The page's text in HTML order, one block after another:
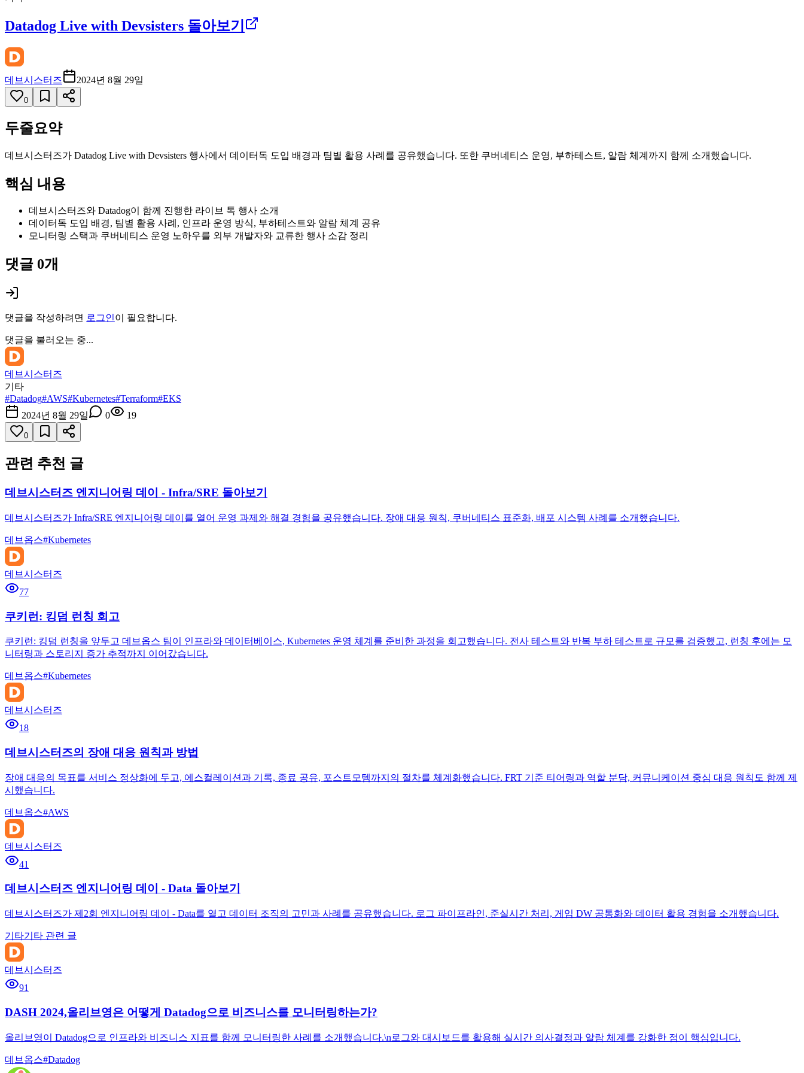
Datadog Live with Devsisters 돌아보기
데브시스터즈 2024년 8월 29일
0
두줄요약
데브시스터즈가 Datadog Live with Devsisters 행사에서 데이터독 도입 배경과 팀별 활용 사례를 공유했습니다. 또한 쿠버네티스 운영, 부하테스트, 알람 체계까지 함께 소개했습니다.
핵심 내용
데브시스터즈와 Datadog이 함께 진행한 라이브 톡 행사 소개
데이터독 도입 배경, 팀별 활용 사례, 인프라 운영 방식, 부하테스트와 알람 체계 공유
모니터링 스택과 쿠버네티스 운영 노하우를 외부 개발자와 교류한 행사 소감 정리
댓글 0개
댓글을 작성하려면 로그인이 필요합니다.
댓글을 불러오는 중...
데브시스터즈
기타
#Datadog#AWS#Kubernetes#Terraform#EKS
2024년 8월 29일
0 19
0
관련 추천 글
데브시스터즈 엔지니어링 데이 - Infra/SRE 돌아보기
데브시스터즈가 Infra/SRE 엔지니어링 데이를 열어 운영 과제와 해결 경험을 공유했습니다. 장애 대응 원칙, 쿠버네티스 표준화, 배포 시스템 사례를 소개했습니다.
데브옵스#Kubernetes
데브시스터즈
77
쿠키런: 킹덤 런칭 회고
쿠키런: 킹덤 런칭을 앞두고 데브옵스 팀이 인프라와 데이터베이스, Kubernetes 운영 체계를 준비한 과정을 회고했습니다. 전사 테스트와 반복 부하 테스트로 규모를 검증했고, 런칭 후에는 모
니터링과 스토리지 증가 추적까지 이어갔습니다.
데브옵스#Kubernetes
데브시스터즈
18
데브시스터즈의 장애 대응 원칙과 방법
장애 대응의 목표를 서비스 정상화에 두고, 에스컬레이션과 기록, 종료 공유, 포스트모템까지의 절차를 체계화했습니다. FRT 기준 티어링과 역할 분담, 커뮤니케이션 중심 대응 원칙도 함께 제
시했습니다.
데브옵스#AWS
데브시스터즈
41
데브시스터즈 엔지니어링 데이 - Data 돌아보기
데브시스터즈가 제2회 엔지니어링 데이 - Data를 열고 데이터 조직의 고민과 사례를 공유했습니다. 로그 파이프라인, 준실시간 처리, 게임 DW 공통화와 데이터 활용 경험을 소개했습니다.
기타기타 관련 글
데브시스터즈
91
DASH 2024,올리브영은 어떻게 Datadog으로 비즈니스를 모니터링하는가?
올리브영이 Datadog으로 인프라와 비즈니스 지표를 함께 모니터링한 사례를 소개했습니다.\n로그와 대시보드를 활용해 실시간 의사결정과 알람 체계를 강화한 점이 핵심입니다.
데브옵스#Datadog